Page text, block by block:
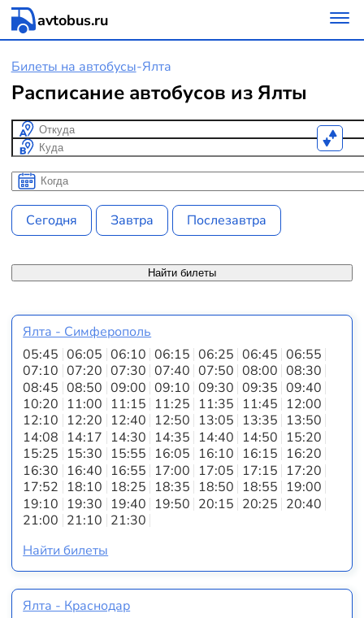
avtobus.ru
Билеты на автобусы-Ялта
Расписание автобусов из Ялты
Откуда
Куда
Когда
Когда
Сегодня Завтра Послезавтра
Найти билеты
Ялта - Симферополь
05:45 06:05 06:10 06:15 06:25 06:45 06:55
07:10 07:20 07:30 07:40 07:50 08:00 08:30
08:45 08:50 09:00 09:10 09:30 09:35 09:40
10:20 11:00 11:15 11:25 11:35 11:45 12:00
12:10 12:20 12:40 12:50 13:05 13:35 13:50
14:08 14:17 14:30 14:35 14:40 14:50 15:20
15:25 15:30 15:55 16:05 16:10 16:15 16:20
16:30 16:40 16:55 17:00 17:05 17:15 17:20
17:52 18:10 18:25 18:35 18:50 18:55 19:00
19:10 19:30 19:40 19:50 20:15 20:25 20:40
21:00 21:10 21:30
Найти билеты
Ялта - Краснодар